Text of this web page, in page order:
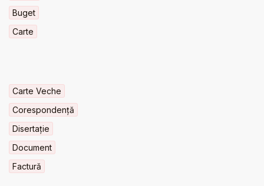
Buget
Carte
Carte Veche
Corespondență
Disertație
Document
Factură